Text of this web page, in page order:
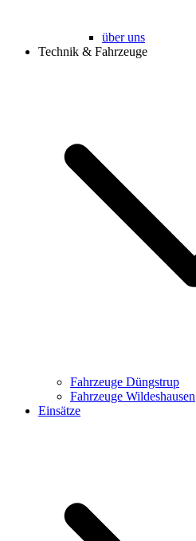
über uns
Technik & Fahrzeuge
Fahrzeuge Düngstrup
Fahrzeuge Wildeshausen
Einsätze